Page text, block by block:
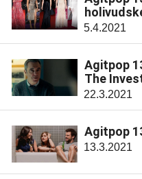
5.4.2021
Agitpop
The
22.3.2021
Agitpop
13.3.2021